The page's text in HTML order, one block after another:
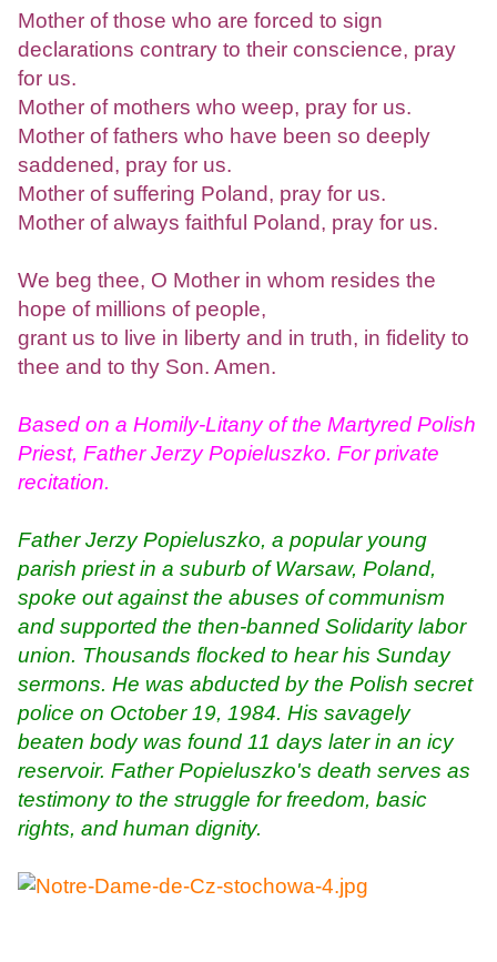
Mother of those who are forced to sign
declarations contrary to their conscience, pray
for us.
Mother of mothers who weep, pray for us.
Mother of fathers who have been so deeply
saddened, pray for us.
Mother of suffering Poland, pray for us.
Mother of always faithful Poland, pray for us.
We beg thee, O Mother in whom resides the
hope of millions of people,
grant us to live in liberty and in truth, in fidelity to
thee and to thy Son. Amen.
Based on a Homily-Litany of the Martyred Polish
Priest, Father Jerzy Popieluszko. For private
recitation.
Father Jerzy Popieluszko, a popular young
parish priest in a suburb of Warsaw, Poland,
spoke out against the abuses of communism
and supported the then-banned Solidarity labor
union. Thousands flocked to hear his Sunday
sermons. He was abducted by the Polish secret
police on October 19, 1984. His savagely
beaten body was found 11 days later in an icy
reservoir. Father Popieluszko's death serves as
testimony to the struggle for freedom, basic
rights, and human dignity.